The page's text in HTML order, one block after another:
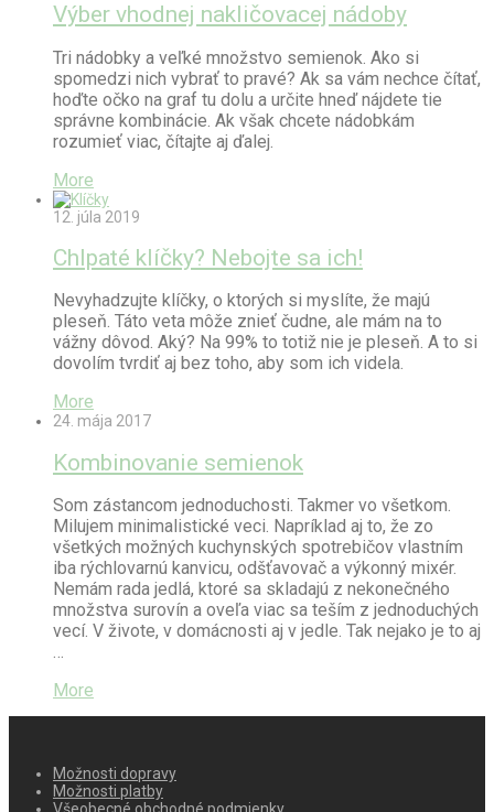
Výber vhodnej nakličovacej nádoby
Tri nádobky a veľké množstvo semienok. Ako si
spomedzi nich vybrať to pravé? Ak sa vám nechce čítať,
hoďte očko na graf tu dolu a určite hneď nájdete tie
správne kombinácie. Ak však chcete nádobkám
rozumieť viac, čítajte aj ďalej.
More
12. júla 2019
Chlpaté klíčky? Nebojte sa ich!
Nevyhadzujte klíčky, o ktorých si myslíte, že majú
pleseň. Táto veta môže znieť čudne, ale mám na to
vážny dôvod. Aký? Na 99% to totiž nie je pleseň. A to si
dovolím tvrdiť aj bez toho, aby som ich videla.
More
24. mája 2017
Kombinovanie semienok
Som zástancom jednoduchosti. Takmer vo všetkom.
Milujem minimalistické veci. Napríklad aj to, že zo
všetkých možných kuchynských spotrebičov vlastním
iba rýchlovarnú kanvicu, odšťavovač a výkonný mixér.
Nemám rada jedlá, ktoré sa skladajú z nekonečného
množstva surovín a oveľa viac sa teším z jednoduchých
vecí. V živote, v domácnosti aj v jedle. Tak nejako je to aj
…
More
Možnosti dopravy
Možnosti platby